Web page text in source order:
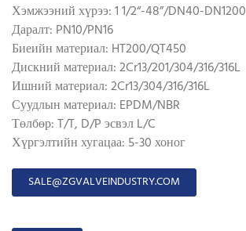
Хэмжээний хүрээ: 1 1/2“-48”/DN40-DN1200
Даралт: PN10/PN16
Биеийн материал: HT200/QT450
Дискний материал: 2Cr13/201/304/316/316L
Ишний материал: 2Cr13/304/316/316L
Суудлын материал: EPDM/NBR
Төлбөр: T/T, D/P эсвэл L/C
Хүргэлтийн хугацаа: 5-30 хоног
SALE@ZGVALVEINDUSTRY.COM